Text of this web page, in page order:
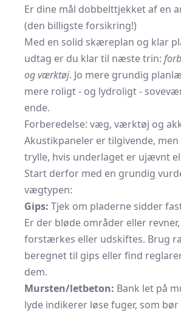
Er dine mål dobbelttjekket af en
(den billigste forsikring!)
Med en solid skæreplan og klar
udtag er du klar til næste trin:
og værktøj. Jo mere grundig
mere roligt - og lydroligt -
ende.
Forberedelse: væg, værktøj og
Akustikpaneler er tilgivende,
trylle, hvis underlaget er ujævnt
Start derfor med en grundig
vægtypen:
Gips: Tjek om pladerne sidder
Er der bløde områder eller
forstærkes eller udskiftes. Brug
beregnet til gips eller find
dem.
Mursten/letbeton: Bank let på
lyde indikerer løse fuger, som